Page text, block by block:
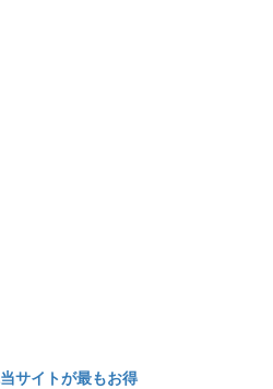
当サイトが最もお得